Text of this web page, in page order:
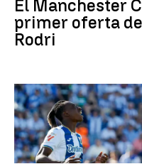
El Manchester
primer oferta
Rodri